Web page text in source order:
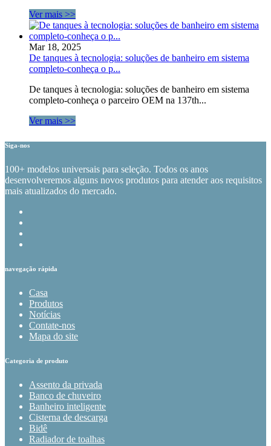
Ver mais >>
Mar 18, 2025
De tanques à tecnologia: soluções de banheiro em sistema
completo-conheça o p...
De tanques à tecnologia: soluções de banheiro em sistema
completo-conheça o parceiro OEM na 137th...
Ver mais >>
Siga-nos
100+ modelos universais para seleção. Todos os anos
desenvolveremos alguns novos produtos para atender aos requisitos
mais atualizados do mercado.
navegação rápida
Casa
Produtos
Notícias
Contate-nos
Mapa do site
Categoria de produto
Assento da privada
Banco de chuveiro
Banheiro inteligente
Cisterna de descarga
Bidê
Radiador de toalhas